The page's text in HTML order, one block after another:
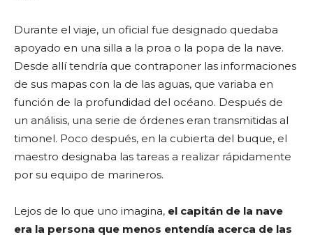
Durante el viaje, un oficial fue designado quedaba
apoyado en una silla a la proa o la popa de la nave.
Desde allí tendría que contraponer las informaciones
de sus mapas con la de las aguas, que variaba en
función de la profundidad del océano. Después de
un análisis, una serie de órdenes eran transmitidas al
timonel. Poco después, en la cubierta del buque, el
maestro designaba las tareas a realizar rápidamente
por su equipo de marineros.
Lejos de lo que uno imagina, el capitán de la nave
era la persona que menos entendía acerca de las